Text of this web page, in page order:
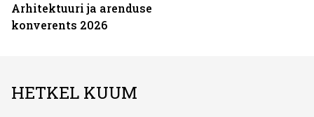
Arhitektuuri ja arenduse
konverents 2026
HETKEL KUUM